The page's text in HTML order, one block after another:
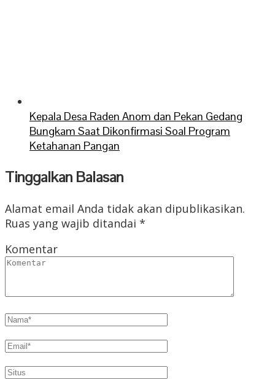
Kepala Desa Raden Anom dan Pekan Gedang
Bungkam Saat Dikonfirmasi Soal Program
Ketahanan Pangan
Tinggalkan Balasan
Alamat email Anda tidak akan dipublikasikan.
Ruas yang wajib ditandai *
Komentar